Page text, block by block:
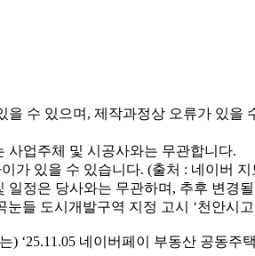
수 있으며, 제작과정상 오류가 있을
사업주체 및 시공사와는 무관합니다.
가 있을 수 있습니다. (출처 : 네이버 지
정은 당사와는 무관하며, 추후 변경
들 도시개발구역 지정 고시 ‘천안시고
‘25.11.05 네이버페이 부동산 공동주